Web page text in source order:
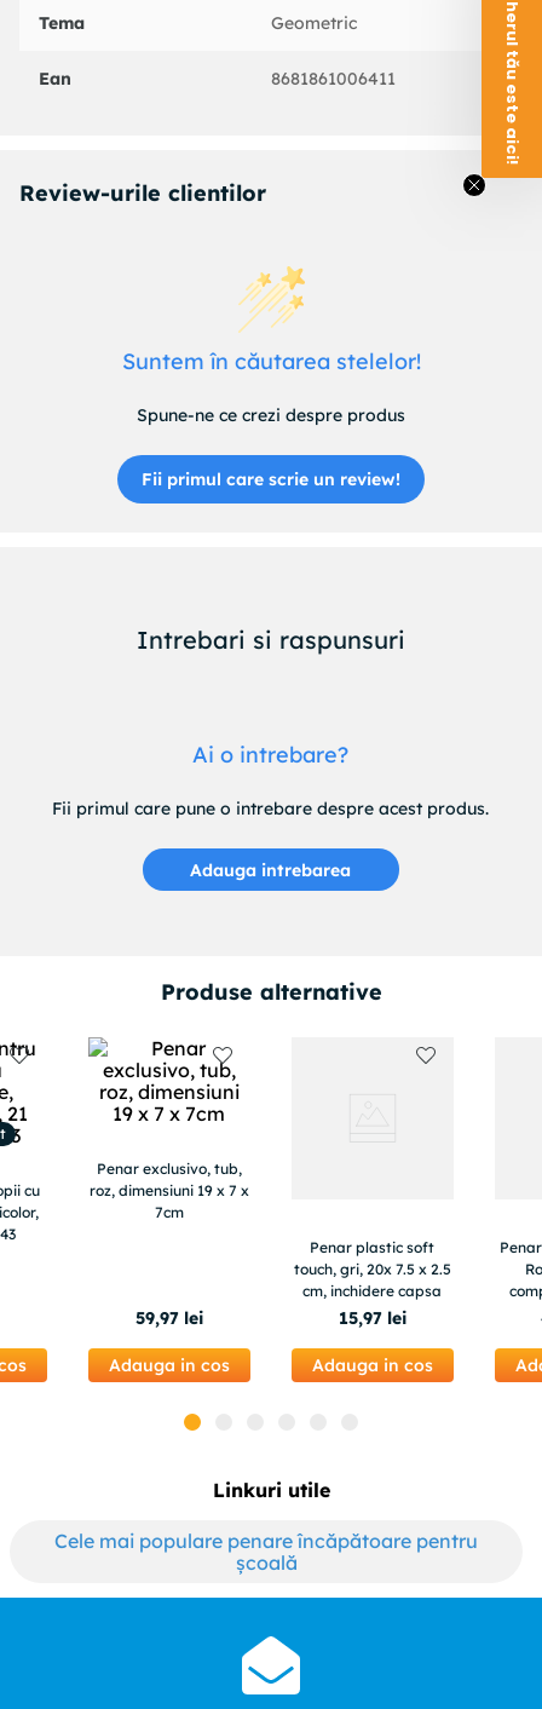
Tema Geometric
Ean 8681861006411
Review-urile clientilor
Suntem în căutarea stelelor!
Spune-ne ce crezi despre produs
Fii primul care scrie un review!
Intrebari si raspunsuri
Ai o intrebare?
Fii primul care pune o intrebare despre acest produs.
Adauga intrebarea
Produse alternative
cu
Penar exclusivo, tub,
roz, dimensiuni 19 x 7 x
7cm
59,97 lei
Adauga in cos
Penar plastic soft
touch, gri, 20x 7.5 x 2.5
cm, inchidere capsa
15,97 lei
Adauga in cos
Linkuri utile
Cele mai populare penare încăpătoare pentru
școală
Voucherul tău este aici!